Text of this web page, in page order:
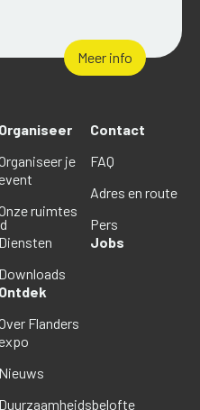
Meer info
Organiseer
je
ruimtes
Diensten
Downloads
Ontdek
Flanders
Nieuws
Duurzaamheidsbelofte
Contact
FAQ
Adres en route
Pers
Jobs